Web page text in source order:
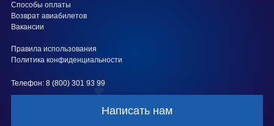
Способы оплаты
Возврат авиабилетов
Вакансии
Правила использования
Политика конфиденциальности
Телефон: 8 (800) 301 93 99
Написать нам